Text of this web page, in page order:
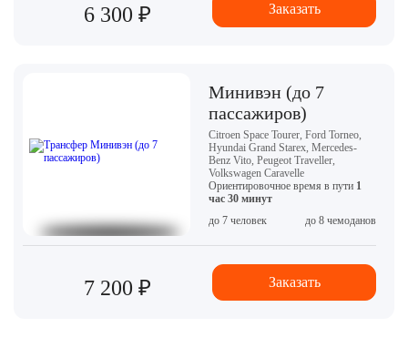
6 300 ₽ Заказать
Минивэн (до 7
пассажиров)
Citroen Space Tourer, Ford Torneo,
Hyundai Grand Starex, Mercedes-
Benz Vito, Peugeot Traveller,
Volkswagen Caravelle
Ориентировочное время в пути 1
час 30 минут
до 7 человек
до 8 чемоданов
7 200 ₽ Заказать